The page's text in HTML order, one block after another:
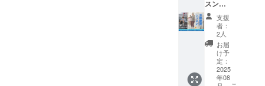
その旨
もご記
入くだ
さい。
分が1番
イキイ
キとす
る心と
体を手
に入れ
ましょ
う！ ■
リター
なりま
す。 ・
掲載期
間：
2025年
8月1
日〜
2026年
8月1日
スンに
呼ぶ権
利＋サ
イン本1
冊】 出
張特別
レッス
ンに呼
ぶこと
支援
者：
2人
お届
け予
定：
2025
年08